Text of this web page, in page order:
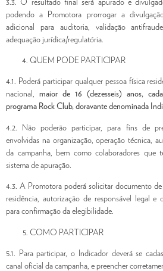
3.3. O resultado final será apurado e
podendo a Promotora prorrogar a
adicional para auditoria, validação
adequação jurídica/regulatória.
QUEM PODE PARTICIPAR
4.1. Poderá participar qualquer pessoa física
nacional, maior de 16 (dezesseis) anos,
programa Rock Club, doravante denominada
4.2. Não poderão participar, para fins de
envolvidas na organização, operação técnica,
da campanha, bem como colaboradores que
sistema de apuração.
4.3. A Promotora poderá solicitar documento
residência, autorização de responsável legal e
para confirmação da elegibilidade.
COMO PARTICIPAR
5.1. Para participar, o Indicador deverá se
canal oficial da campanha, e preencher